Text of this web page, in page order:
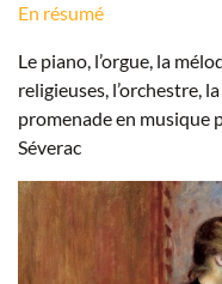
En résumé
Le piano, l’orgue, la
religieuses, l’orchestre,
promenade en musique
Séverac